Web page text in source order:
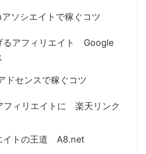
ソシエイトで稼ぐコツ
るアフィリエイト Google
ドセンスで稼ぐコツ
フィリエイトに 楽天リンク
イトの王道 A8.net